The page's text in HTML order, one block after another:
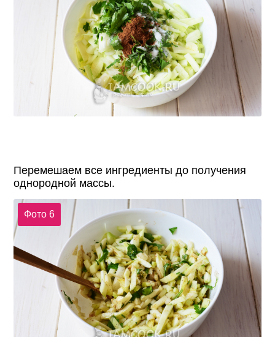
Перемешаем все ингредиенты до получения
однородной массы.
Фото 6